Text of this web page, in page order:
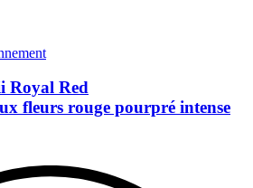
Royal Red
fleurs rouge pourpré intense